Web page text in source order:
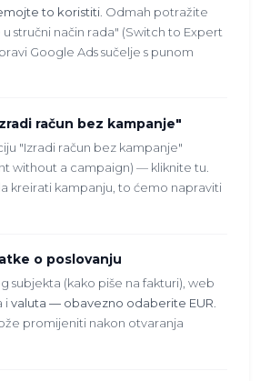
to koristiti . Odmah potražite
u stručni način rada" (Switch to Expert
Google Ads sučelje s punom
račun bez kampanje"
"Izradi račun bez kampanje"
without a campaign) — kliknite tu.
kreirati kampanju, to ćemo napraviti
o poslovanju
subjekta (kako piše na fakturi), web
i valuta — obavezno odaberite EUR
promijeniti nakon otvaranja